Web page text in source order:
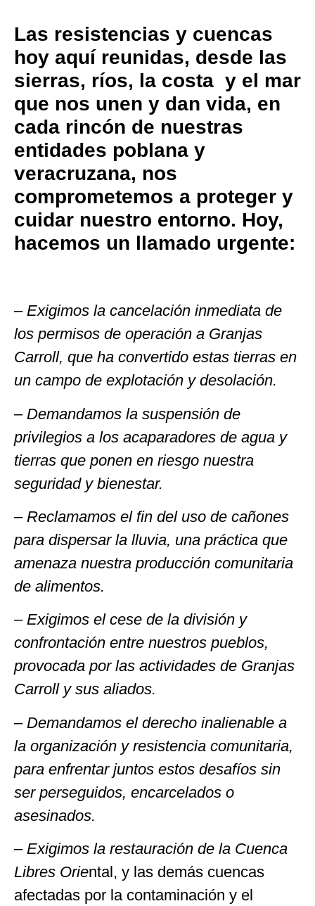
Las resistencias y cuencas
hoy aquí reunidas, desde las
sierras, ríos, la costa y el mar
que nos unen y dan vida, en
cada rincón de nuestras
entidades poblana y
veracruzana, nos
comprometemos a proteger y
cuidar nuestro entorno. Hoy,
hacemos un llamado urgente:
– Exigimos la cancelación inmediata de
los permisos de operación a Granjas
Carroll, que ha convertido estas tierras en
un campo de explotación y desolación.
– Demandamos la suspensión de
privilegios a los acaparadores de agua y
tierras que ponen en riesgo nuestra
seguridad y bienestar.
– Reclamamos el fin del uso de cañones
para dispersar la lluvia, una práctica que
amenaza nuestra producción comunitaria
de alimentos.
– Exigimos el cese de la división y
confrontación entre nuestros pueblos,
provocada por las actividades de Granjas
Carroll y sus aliados.
– Demandamos el derecho inalienable a
la organización y resistencia comunitaria,
para enfrentar juntos estos desafíos sin
ser perseguidos, encarcelados o
asesinados.
– Exigimos la restauración de la Cuenca
Libres Oriental, y las demás cuencas
afectadas por la contaminación y el